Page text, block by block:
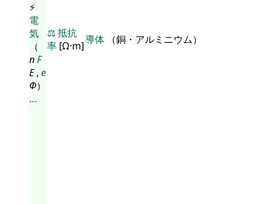
⚡
電
気
（
nF
E, e
Φ）
…
⚖️抵抗
率 [Ω·m]導体 （銅・アルミニウム）